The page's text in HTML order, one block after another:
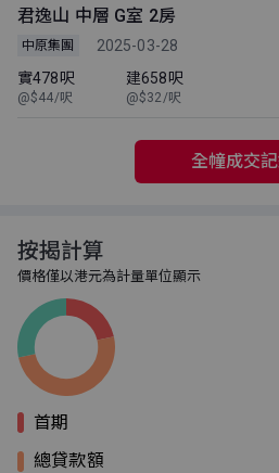
君逸山 中層 G室 2房
中原集團
2025-03-28
實478呎
@$44/呎
建658呎
@$32/呎
全幢成交
按揭計算
價格僅以港元為計量單位顯示
首期
總貸款額